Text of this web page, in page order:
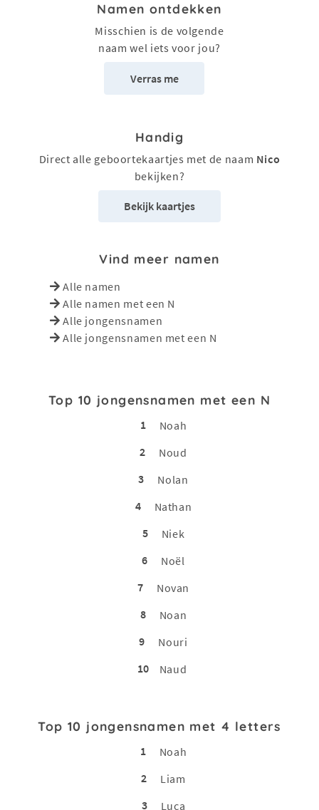
Namen ontdekken
Misschien is de volgende
naam wel iets voor jou?
Verras me
Handig
Direct alle geboortekaartjes met de naam Nico
bekijken?
Bekijk kaartjes
Vind meer namen
Alle namen
Alle namen met een N
Alle jongensnamen
Alle jongensnamen met een N
Top 10 jongensnamen met een N
1
Noah
2
Noud
3
Nolan
4
Nathan
5
Niek
6
Noël
7
Novan
8
Noan
9
Nouri
10
Naud
Top 10 jongensnamen met 4 letters
1
Noah
2
Liam
3
Luca